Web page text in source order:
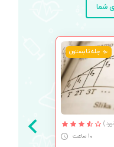
شما
چله تابستون
10 ساعت